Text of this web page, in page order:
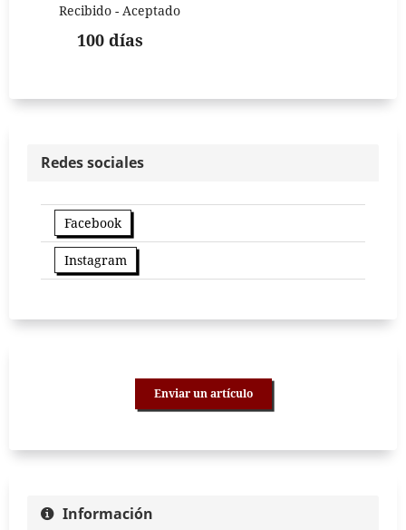
Recibido - Aceptado
100 días
Redes sociales
Facebook
Instagram
Enviar un artículo
Información